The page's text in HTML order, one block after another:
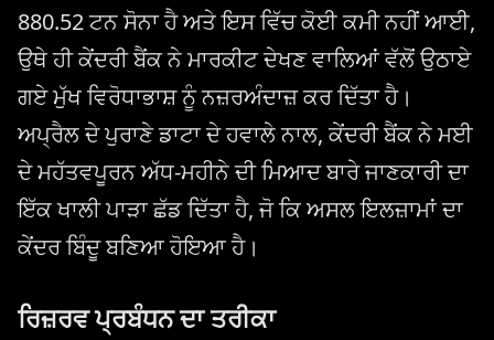
880.52 ਟਨ ਸੋਨਾ ਹੈ ਅਤੇ ਇਸ ਵਿੱਚ ਕੋਈ ਕਮੀ ਨਹੀਂ ਆਈ,
ਉਥੇ ਹੀ ਕੇਂਦਰੀ ਬੈਂਕ ਨੇ ਮਾਰਕੀਟ ਦੇਖਣ ਵਾਲਿਆਂ ਵੱਲੋਂ ਉਠਾਏ
ਗਏ ਮੁੱਖ ਵਿਰੋਧਾਭਾਸ਼ ਨੂੰ ਨਜ਼ਰਅੰਦਾਜ਼ ਕਰ ਦਿੱਤਾ ਹੈ।
ਅਪ੍ਰੈਲ ਦੇ ਪੁਰਾਣੇ ਡਾਟਾ ਦੇ ਹਵਾਲੇ ਨਾਲ, ਕੇਂਦਰੀ ਬੈਂਕ ਨੇ ਮਈ
ਦੇ ਮਹੱਤਵਪੂਰਨ ਅੱਧ-ਮਹੀਨੇ ਦੀ ਮਿਆਦ ਬਾਰੇ ਜਾਣਕਾਰੀ ਦਾ
ਇੱਕ ਖਾਲੀ ਪਾੜਾ ਛੱਡ ਦਿੱਤਾ ਹੈ, ਜੋ ਕਿ ਅਸਲ ਇਲਜ਼ਾਮਾਂ ਦਾ
ਕੇਂਦਰ ਬਿੰਦੂ ਬਣਿਆ ਹੋਇਆ ਹੈ।
ਰਿਜ਼ਰਵ ਪ੍ਰਬੰਧਨ ਦਾ ਤਰੀਕਾ